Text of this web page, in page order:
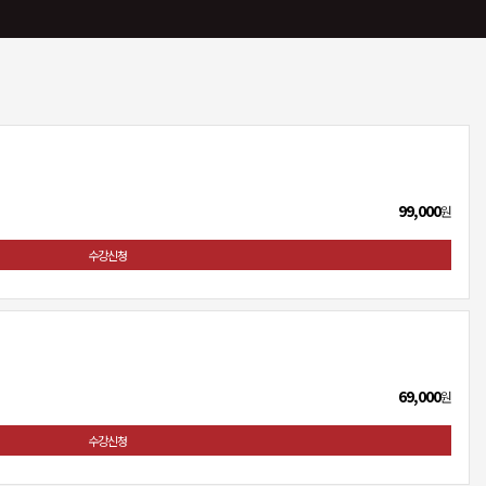
99,000원
수강신청
69,000원
수강신청